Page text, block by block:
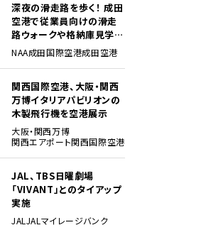
深夜の滑走路を歩く！ 成田
空港で従業員向けの滑走
路ウォークや格納庫見学イ
ベントを初開催
NAA成田国際空港成田空港
関西国際空港、大阪・関西
万博イタリアパビリオンの
木製飛行機を空港展示
大阪・関西万博
関西エアポート関西国際空港
JAL、TBS日曜劇場
「VIVANT」とのタイアップ
実施
JAL JALマイレージバンク